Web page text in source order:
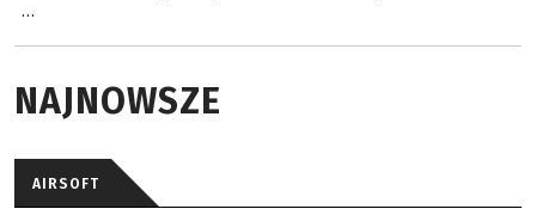
...
NAJNOWSZE
AIRSOFT